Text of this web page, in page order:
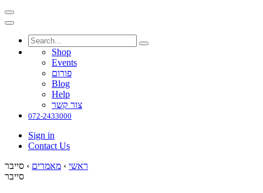
Shop
Events
פורום
Blog
Help
צור קשר
072-2433000
Sign in
Contact Us
ראשי › מאמרים › סייבר
סייבר